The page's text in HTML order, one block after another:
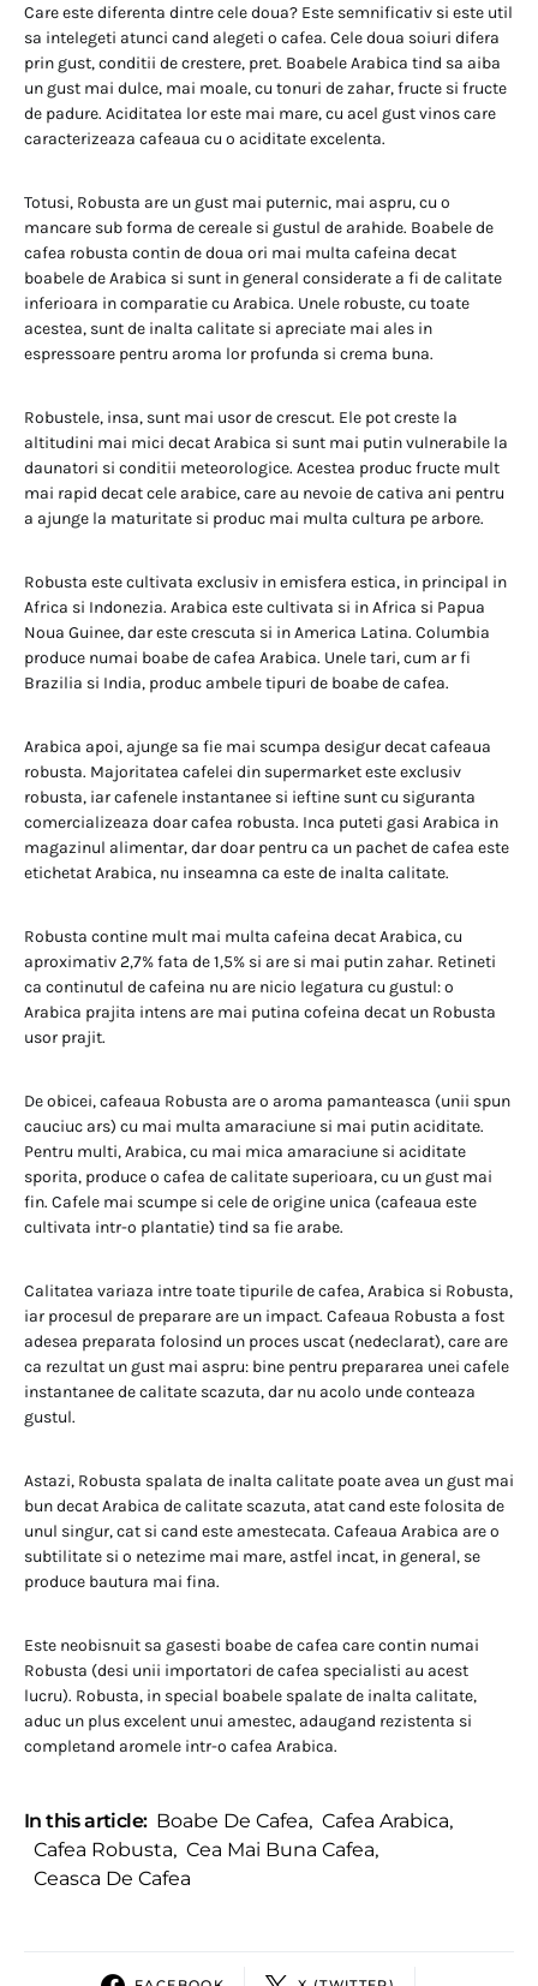
Care este diferenta dintre cele doua? Este semnificativ si este util
sa intelegeti atunci cand alegeti o cafea. Cele doua soiuri difera
prin gust, conditii de crestere, pret. Boabele Arabica tind sa aiba
un gust mai dulce, mai moale, cu tonuri de zahar, fructe si fructe
de padure. Aciditatea lor este mai mare, cu acel gust vinos care
caracterizeaza cafeaua cu o aciditate excelenta.
Totusi, Robusta are un gust mai puternic, mai aspru, cu o
mancare sub forma de cereale si gustul de arahide. Boabele de
cafea robusta contin de doua ori mai multa cafeina decat
boabele de Arabica si sunt in general considerate a fi de calitate
inferioara in comparatie cu Arabica. Unele robuste, cu toate
acestea, sunt de inalta calitate si apreciate mai ales in
espressoare pentru aroma lor profunda si crema buna.
Robustele, insa, sunt mai usor de crescut. Ele pot creste la
altitudini mai mici decat Arabica si sunt mai putin vulnerabile la
daunatori si conditii meteorologice. Acestea produc fructe mult
mai rapid decat cele arabice, care au nevoie de cativa ani pentru
a ajunge la maturitate si produc mai multa cultura pe arbore.
Robusta este cultivata exclusiv in emisfera estica, in principal in
Africa si Indonezia. Arabica este cultivata si in Africa si Papua
Noua Guinee, dar este crescuta si in America Latina. Columbia
produce numai boabe de cafea Arabica. Unele tari, cum ar fi
Brazilia si India, produc ambele tipuri de boabe de cafea.
Arabica apoi, ajunge sa fie mai scumpa desigur decat cafeaua
robusta. Majoritatea cafelei din supermarket este exclusiv
robusta, iar cafenele instantanee si ieftine sunt cu siguranta
comercializeaza doar cafea robusta. Inca puteti gasi Arabica in
magazinul alimentar, dar doar pentru ca un pachet de cafea este
etichetat Arabica, nu inseamna ca este de inalta calitate.
Robusta contine mult mai multa cafeina decat Arabica, cu
aproximativ 2,7% fata de 1,5% si are si mai putin zahar. Retineti
ca continutul de cafeina nu are nicio legatura cu gustul: o
Arabica prajita intens are mai putina cofeina decat un Robusta
usor prajit.
De obicei, cafeaua Robusta are o aroma pamanteasca (unii spun
cauciuc ars) cu mai multa amaraciune si mai putin aciditate.
Pentru multi, Arabica, cu mai mica amaraciune si aciditate
sporita, produce o cafea de calitate superioara, cu un gust mai
fin. Cafele mai scumpe si cele de origine unica (cafeaua este
cultivata intr-o plantatie) tind sa fie arabe.
Calitatea variaza intre toate tipurile de cafea, Arabica si Robusta,
iar procesul de preparare are un impact. Cafeaua Robusta a fost
adesea preparata folosind un proces uscat (nedeclarat), care are
ca rezultat un gust mai aspru: bine pentru prepararea unei cafele
instantanee de calitate scazuta, dar nu acolo unde conteaza
gustul.
Astazi, Robusta spalata de inalta calitate poate avea un gust mai
bun decat Arabica de calitate scazuta, atat cand este folosita de
unul singur, cat si cand este amestecata. Cafeaua Arabica are o
subtilitate si o netezime mai mare, astfel incat, in general, se
produce bautura mai fina.
Este neobisnuit sa gasesti boabe de cafea care contin numai
Robusta (desi unii importatori de cafea specialisti au acest
lucru). Robusta, in special boabele spalate de inalta calitate,
aduc un plus excelent unui amestec, adaugand rezistenta si
completand aromele intr-o cafea Arabica.
In this article: Boabe De Cafea, Cafea Arabica,
Cafea Robusta, Cea Mai Buna Cafea,
Ceasca De Cafea